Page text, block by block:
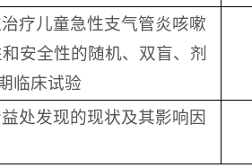
疗儿童急性支气管炎咳嗽
安全性的随机、双盲、剂
临床试验
处发现的现状及其影响因